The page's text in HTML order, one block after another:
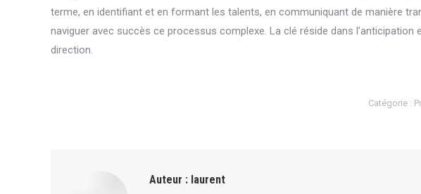
terme, en identifiant et en formant les talents, en communiquant de manière
naviguer avec succès ce processus complexe. La clé réside dans
direction.
Catégorie :
Auteur : laurent